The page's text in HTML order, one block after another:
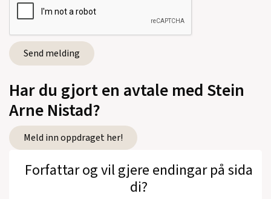
Har du gjort en avtale med Stein
Arne Nistad?
Meld inn oppdraget her!
Forfattar og vil gjere endingar på sida
di?